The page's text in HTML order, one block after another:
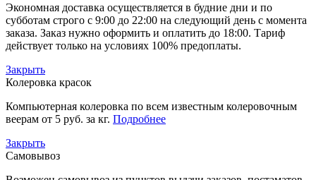
Экономная доставка осуществляется в будние дни и по
субботам строго с 9:00 до 22:00 на следующий день с момента
заказа. Заказ нужно оформить и оплатить до 18:00. Тариф
действует только на условиях 100% предоплаты.
Закрыть
Колеровка красок
Компьютерная колеровка по всем известным колеровочным
веерам от 5 руб. за кг. Подробнее
Закрыть
Самовывоз